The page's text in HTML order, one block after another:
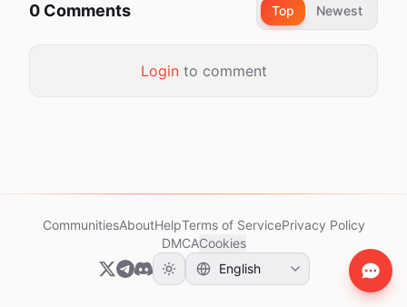
0 Comments Top Newest
Loginto comment
CommunitiesAboutHelpTerms of ServicePrivacy Policy
DMCACookies